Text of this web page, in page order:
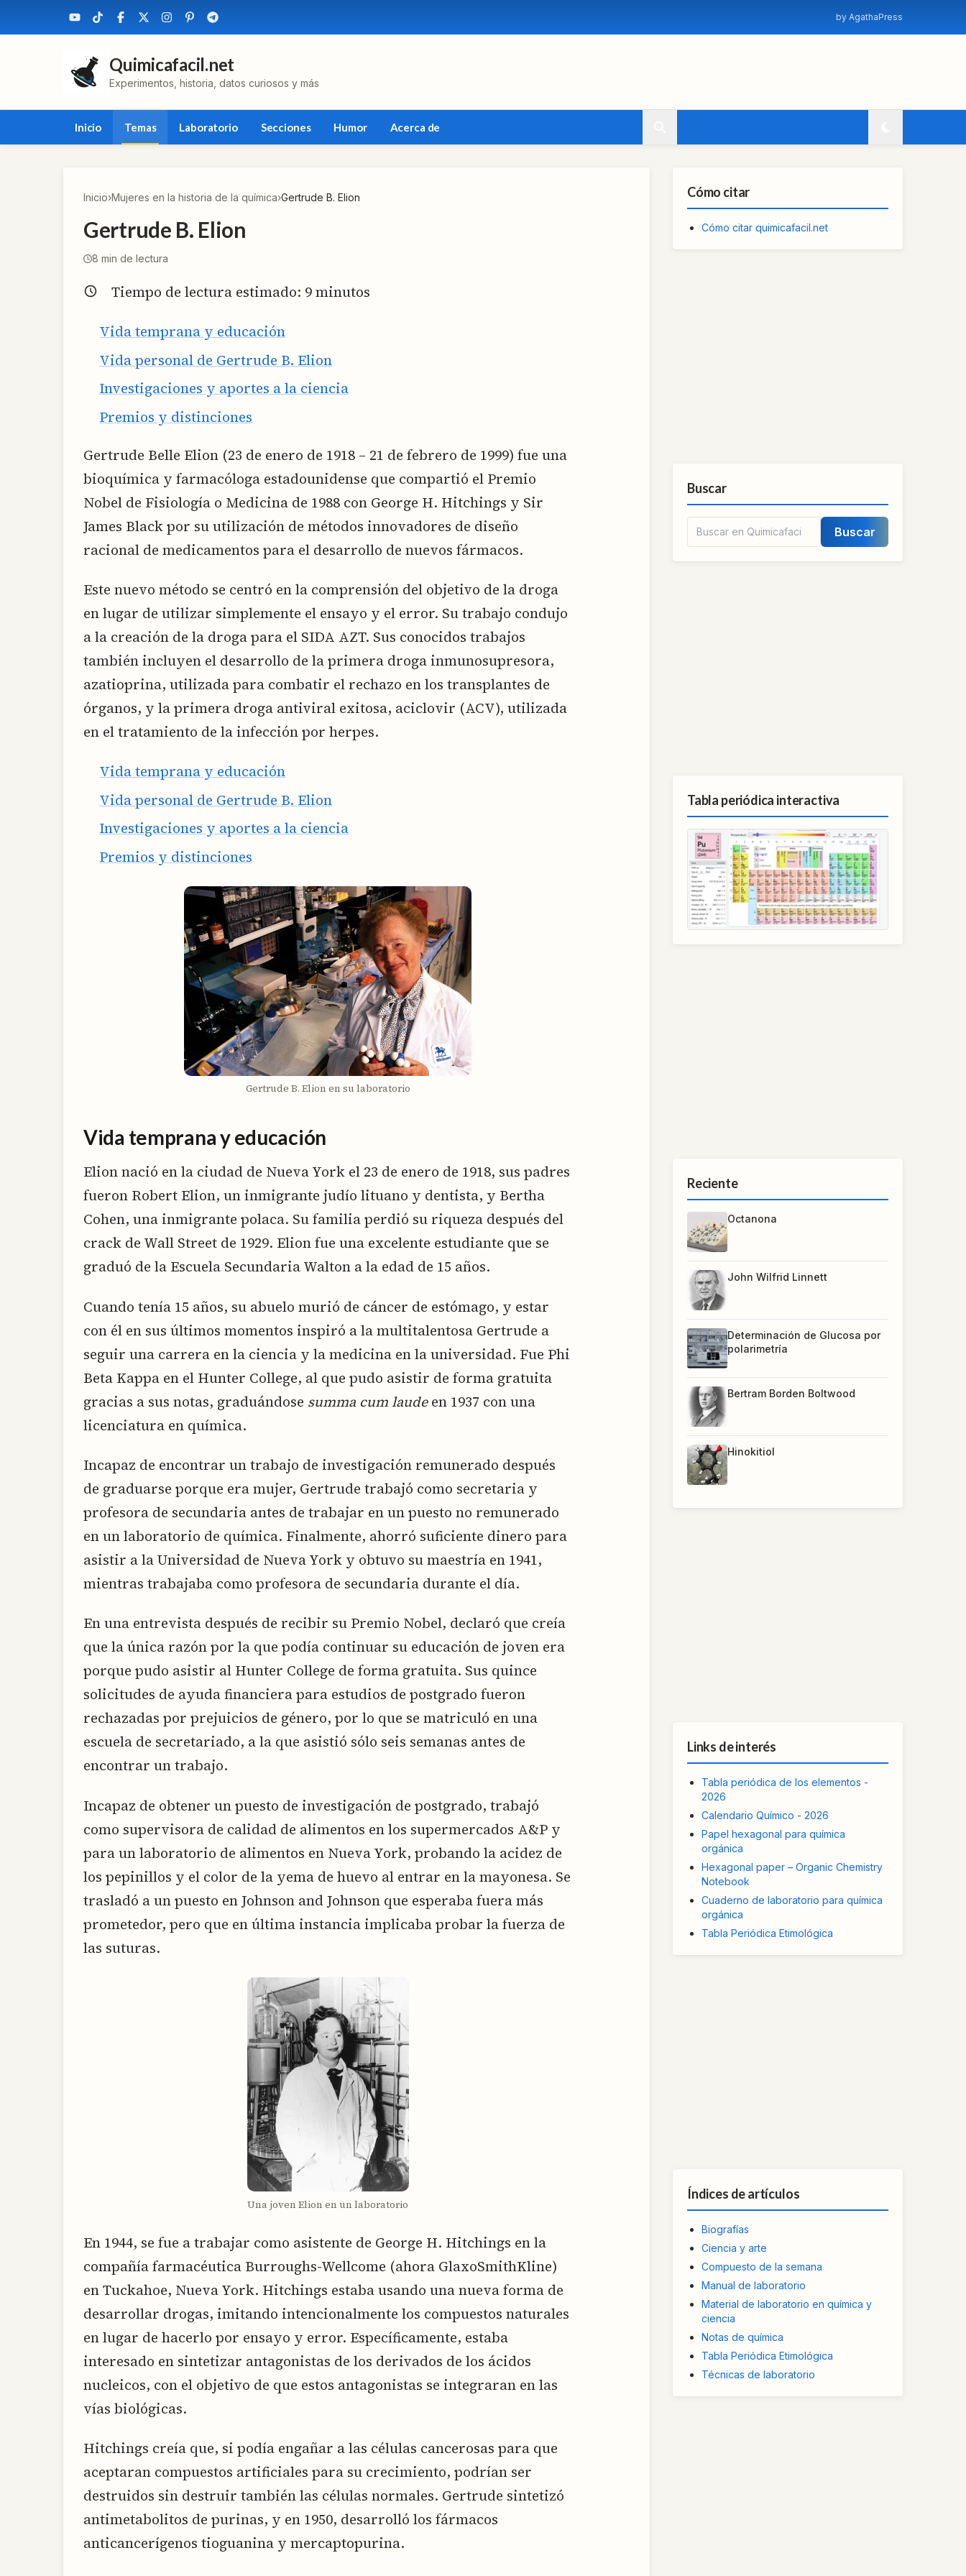
by AgathaPress
Quimicafacil.net
Experimentos, historia, datos curiosos y más
Inicio Temas Laboratorio Secciones Humor Acerca de
Inicio›Mujeres en la historia de la química›Gertrude B. Elion
Gertrude B. Elion
8 min de lectura
Tiempo de lectura estimado: 9minutos
Vida temprana y educación
Vida personal de Gertrude B. Elion
Investigaciones y aportes a la ciencia
Premios y distinciones
Gertrude Belle Elion (23 de enero de 1918 – 21 de febrero de 1999) fue una
bioquímica y farmacóloga estadounidense que compartió el Premio
Nobel de Fisiología o Medicina de 1988 con George H. Hitchings y Sir
James Black por su utilización de métodos innovadores de diseño
racional de medicamentos para el desarrollo de nuevos fármacos.
Este nuevo método se centró en la comprensión del objetivo de la droga
en lugar de utilizar simplemente el ensayo y el error. Su trabajo condujo
a la creación de la droga para el SIDA AZT. Sus conocidos trabajos
también incluyen el desarrollo de la primera droga inmunosupresora,
azatioprina, utilizada para combatir el rechazo en los transplantes de
órganos, y la primera droga antiviral exitosa, aciclovir (ACV), utilizada
en el tratamiento de la infección por herpes.
Vida temprana y educación
Vida personal de Gertrude B. Elion
Investigaciones y aportes a la ciencia
Premios y distinciones
Gertrude B. Elion en su laboratorio
Vida temprana y educación
Elion nació en la ciudad de Nueva York el 23 de enero de 1918, sus padres
fueron Robert Elion, un inmigrante judío lituano y dentista, y Bertha
Cohen, una inmigrante polaca. Su familia perdió su riqueza después del
crack de Wall Street de 1929. Elion fue una excelente estudiante que se
graduó de la Escuela Secundaria Walton a la edad de 15 años.
Cuando tenía 15 años, su abuelo murió de cáncer de estómago, y estar
con él en sus últimos momentos inspiró a la multitalentosa Gertrude a
seguir una carrera en la ciencia y la medicina en la universidad. Fue Phi
Beta Kappa en el Hunter College, al que pudo asistir de forma gratuita
gracias a sus notas, graduándose summa cum laudeen 1937 con una
licenciatura en química.
Incapaz de encontrar un trabajo de investigación remunerado después
de graduarse porque era mujer, Gertrude trabajó como secretaria y
profesora de secundaria antes de trabajar en un puesto no remunerado
en un laboratorio de química. Finalmente, ahorró suficiente dinero para
asistir a la Universidad de Nueva York y obtuvo su maestría en 1941,
mientras trabajaba como profesora de secundaria durante el día.
En una entrevista después de recibir su Premio Nobel, declaró que creía
que la única razón por la que podía continuar su educación de joven era
porque pudo asistir al Hunter College de forma gratuita. Sus quince
solicitudes de ayuda financiera para estudios de postgrado fueron
rechazadas por prejuicios de género, por lo que se matriculó en una
escuela de secretariado, a la que asistió sólo seis semanas antes de
encontrar un trabajo.
Incapaz de obtener un puesto de investigación de postgrado, trabajó
como supervisora de calidad de alimentos en los supermercados A&P y
para un laboratorio de alimentos en Nueva York, probando la acidez de
los pepinillos y el color de la yema de huevo al entrar en la mayonesa. Se
trasladó a un puesto en Johnson and Johnson que esperaba fuera más
prometedor, pero que en última instancia implicaba probar la fuerza de
las suturas.
Una joven Elion en un laboratorio
En 1944, se fue a trabajar como asistente de George H. Hitchings en la
compañía farmacéutica Burroughs-Wellcome (ahora GlaxoSmithKline)
en Tuckahoe, Nueva York. Hitchings estaba usando una nueva forma de
desarrollar drogas, imitando intencionalmente los compuestos naturales
en lugar de hacerlo por ensayo y error. Específicamente, estaba
interesado en sintetizar antagonistas de los derivados de los ácidos
nucleicos, con el objetivo de que estos antagonistas se integraran en las
vías biológicas.
Hitchings creía que, si podía engañar a las células cancerosas para que
aceptaran compuestos artificiales para su crecimiento, podrían ser
destruidos sin destruir también las células normales. Gertrude sintetizó
antimetabolitos de purinas, y en 1950, desarrolló los fármacos
anticancerígenos tioguanina y mercaptopurina.
Cómo citar
Cómo citar quimicafacil.net
Buscar
Buscar
Tabla periódica interactiva
Reciente
Octanona
John Wilfrid Linnett
Determinación de Glucosa por
polarimetría
Bertram Borden Boltwood
Hinokitiol
Links de interés
Tabla periódica de los elementos -
2026
Calendario Químico - 2026
Papel hexagonal para química
orgánica
Hexagonal paper – Organic Chemistry
Notebook
Cuaderno de laboratorio para química
orgánica
Tabla Periódica Etimológica
Índices de artículos
Biografías
Ciencia y arte
Compuesto de la semana
Manual de laboratorio
Material de laboratorio en química y
ciencia
Notas de química
Tabla Periódica Etimológica
Técnicas de laboratorio